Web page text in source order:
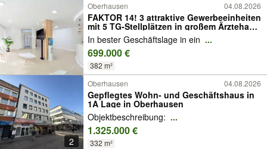
Oberhausen
04.08.2026
FAKTOR 14! 3 attraktive Gewerbeeinheiten
mit 5 TG-Stellplätzen in großem Ärztehaus
in Sterkrade
In bester Geschäftslage in ein ...
699.000 €
382 m²
2
Oberhausen 04.08.2026
Gepflegtes Wohn- und Geschäftshaus in
1A Lage in Oberhausen
Objektbeschreibung: ...
1.325.000 €
332 m²